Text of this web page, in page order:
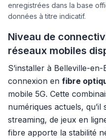
enregistrées dans la base
données à titre indicatif.
Niveau de
réseaux mobiles
S’installer à Belleville-
connexion en fibre
mobile 5G. Cette
numériques actuels, qu’il
streaming, de jeux en
fibre apporte la stabilité